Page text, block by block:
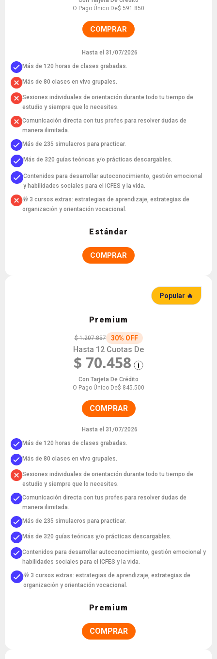
O Pago Único De$ 591.850
COMPRAR
Hasta el 31/07/2026
Más de 120 horas de clases grabadas.
Más de 80 clases en vivo grupales.
Sesiones individuales de orientación durante todo tu tiempo de
estudio y siempre que lo necesites.
Comunicación directa con tus profes para resolver dudas de
manera ilimitada.
Más de 235 simulacros para practicar.
Más de 320 guías teóricas y/o prácticas descargables.
Contenidos para desarrollar autoconocimiento, gestión emocional
y habilidades sociales para el ICFES y la vida.
🎁 3 cursos extras: estrategias de aprendizaje, estrategias de
organización y orientación vocacional.
Estándar
COMPRAR
Popular 🔥
Premium
$ 1.207.857 30% OFF
Hasta 12 Cuotas De
$ 70.458
Con Tarjeta De Crédito
O Pago Único De$ 845.500
COMPRAR
Hasta el 31/07/2026
Más de 120 horas de clases grabadas.
Más de 80 clases en vivo grupales.
Sesiones individuales de orientación durante todo tu tiempo de
estudio y siempre que lo necesites.
Comunicación directa con tus profes para resolver dudas de
manera ilimitada.
Más de 235 simulacros para practicar.
Más de 320 guías teóricas y/o prácticas descargables.
Contenidos para desarrollar autoconocimiento, gestión emocional y
habilidades sociales para el ICFES y la vida.
🎁 3 cursos extras: estrategias de aprendizaje, estrategias de
organización y orientación vocacional.
Premium
COMPRAR